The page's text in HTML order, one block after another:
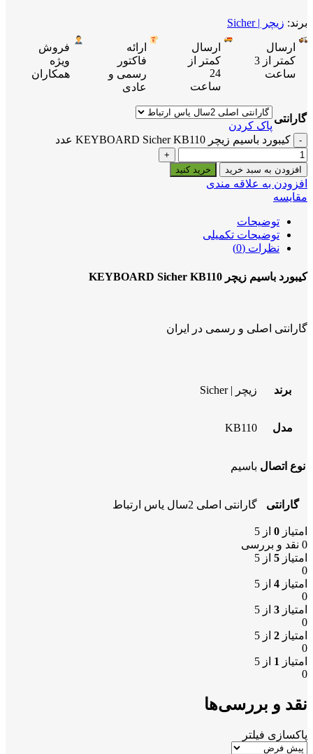
برند: زیچر | Sicher
ارسال
کمتر از 3
ساعت
ارسال
کمتر از
24
ساعت
ارائه
فاکتور
رسمی و
عادی
فروش
ویژه
همکاران
گارانتی
پاک کردن
کیبورد باسیم زیچر KEYBOARD Sicher KB110 عدد
افزودن به سبد خرید خرید کنید
افزودن به علاقه مندی
مقایسه
توضیحات
توضیحات تکمیلی
نظرات (0)
کیبورد باسیم زیچر KEYBOARD Sicher KB110
گارانتی اصلی و رسمی در ایران
برند زیچر | Sicher
مدل KB110
نوع اتصال باسیم
گارانتی گارانتی اصلی 2سال یاس ارتباط
امتیاز 0 از 5
0 نقد و بررسی
امتیاز 5 از 5
0
امتیاز 4 از 5
0
امتیاز 3 از 5
0
امتیاز 2 از 5
0
امتیاز 1 از 5
0
نقد و بررسی‌ها
پاکسازی فیلتر